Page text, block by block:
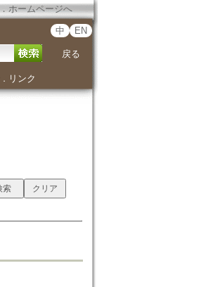
． ホームページへ
中 EN
戻る
． リンク